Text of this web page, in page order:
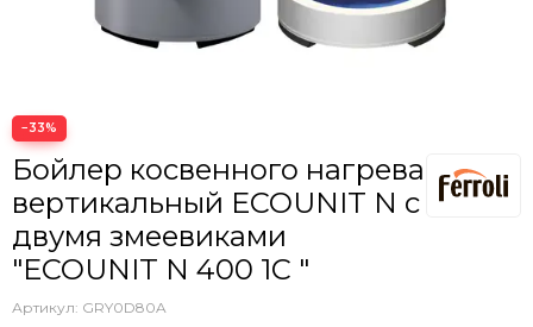
−33%
Бойлер косвенного нагрева
вертикальный ECOUNIT N с
двумя змеевиками
"ECOUNIT N 400 1C "
Артикул: GRY0D80A